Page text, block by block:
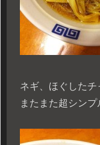
ネギ、ほぐしたチ
またまた超シン